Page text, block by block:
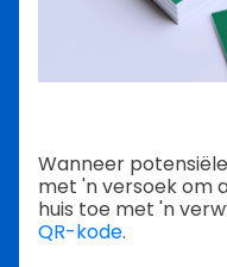
Wanneer
met 'n versoek om
huis toe met 'n
QR-kode.